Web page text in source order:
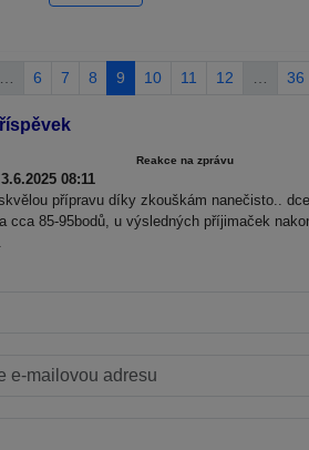
6 7 8 9 10 11 12 36
Reakce na zprávu
08:11
přípravu díky zkouškám nanečisto..
cca 85-95bodů, u výsledných příjimaček